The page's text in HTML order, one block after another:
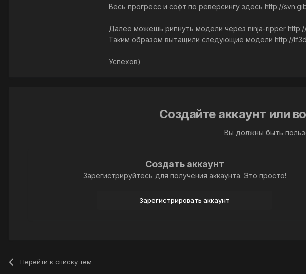
Весь прогресс и софт по реверсингу здесь http://
Далее можешь рипнуть модели через ninja-ripper
Таким образом вытащили следующие модели http://
Успехов)
Создайте аккаунт или
Вы должны быть
Создать аккаунт
Зарегистрируйтесь для получения аккаунта. Это просто!
Зарегистрировать аккаунт
Перейти к списку тем